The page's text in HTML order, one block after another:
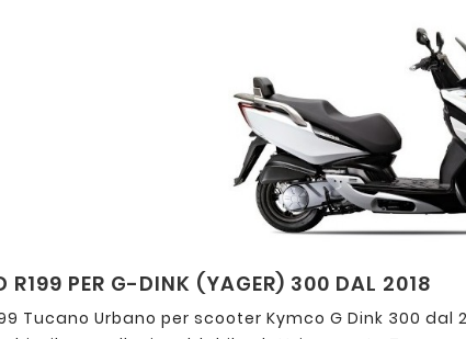
R199 PER G-DINK (YAGER) 300 DAL 2018
Tucano Urbano per scooter Kymco G Dink 300